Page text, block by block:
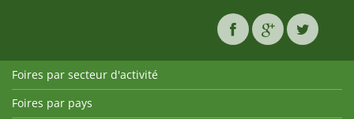
Foires par secteur d'activité
Foires par pays